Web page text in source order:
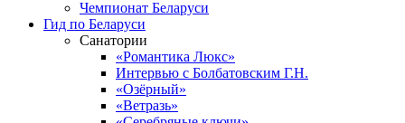
Чемпионат Беларуси
Гид по Беларуси
Санатории
«Романтика Люкс»
Интервью с Болбатовским Г.Н.
«Озёрный»
«Ветразь»